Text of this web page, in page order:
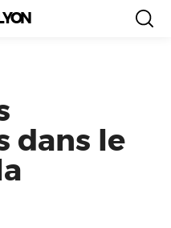
dans le